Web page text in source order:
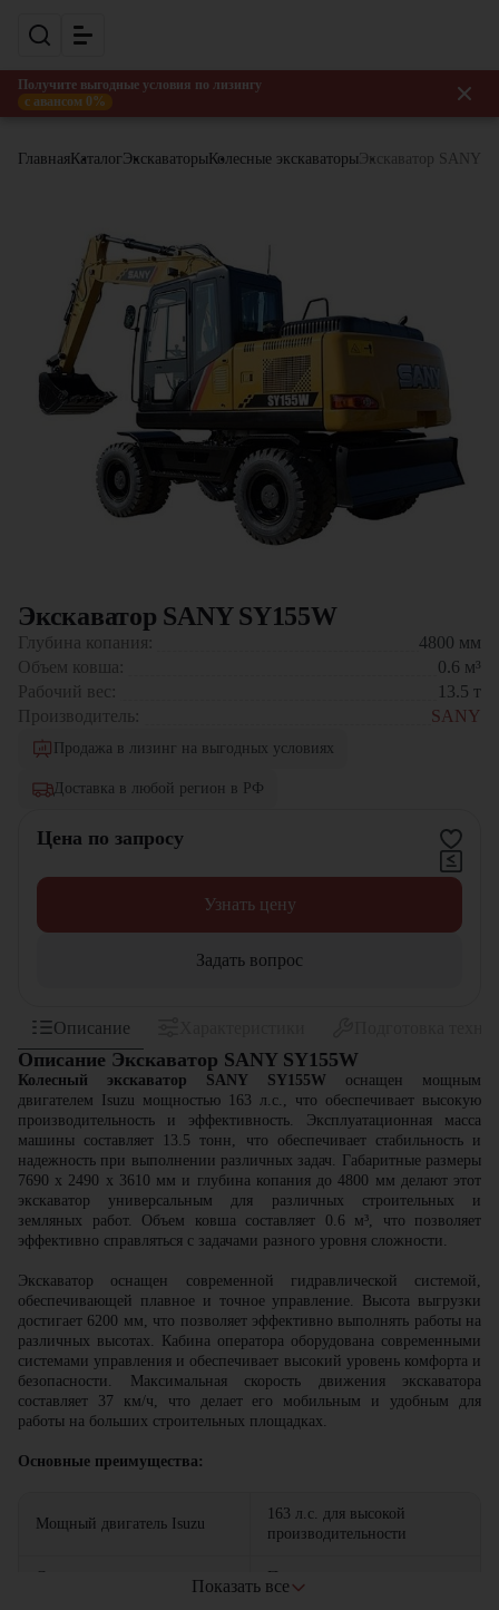
Получите выгодные условия по лизингу
с авансом 0%
Главная КаталогЭкскаваторы Колесные экскаваторы Экскаватор SANY
Экскаватор SANY SY155W
Глубина копания: 4800 мм
Объем ковша:
0.6 м³
Рабочий вес:
13.5 т
Производитель:
SANY
Продажа в лизинг на выгодных условиях
Доставка в любой регион в РФ
Цена по запросу
Узнать цену
Задать вопрос
Описание
Описание Экскаватор SANY SY155W
Колесный экскаватор SANY SY155W оснащен мощным
двигателем Isuzu мощностью 163 л.с., что обеспечивает высокую
производительность и эффективность. Эксплуатационная масса
машины составляет 13.5 тонн, что обеспечивает стабильность и
надежность при выполнении различных задач. Габаритные размеры
7690 x 2490 x 3610 мм и глубина копания до 4800 мм делают этот
экскаватор универсальным для различных строительных и
земляных работ. Объем ковша составляет 0.6 м³, что позволяет
эффективно справляться с задачами разного уровня сложности.
Экскаватор оснащен современной гидравлической системой,
обеспечивающей плавное и точное управление. Высота выгрузки
достигает 6200 мм, что позволяет эффективно выполнять работы на
различных высотах. Кабина оператора оборудована современными
системами управления и обеспечивает высокий уровень комфорта и
безопасности. Максимальная скорость движения экскаватора
составляет 37 км/ч, что делает его мобильным и удобным для
работы на больших строительных площадках.
Основные преимущества:
Мощный двигатель Isuzu
163 л.с. для высокой
производительности
Современная гидравлическая
Плавное и точное
управление
Показать все